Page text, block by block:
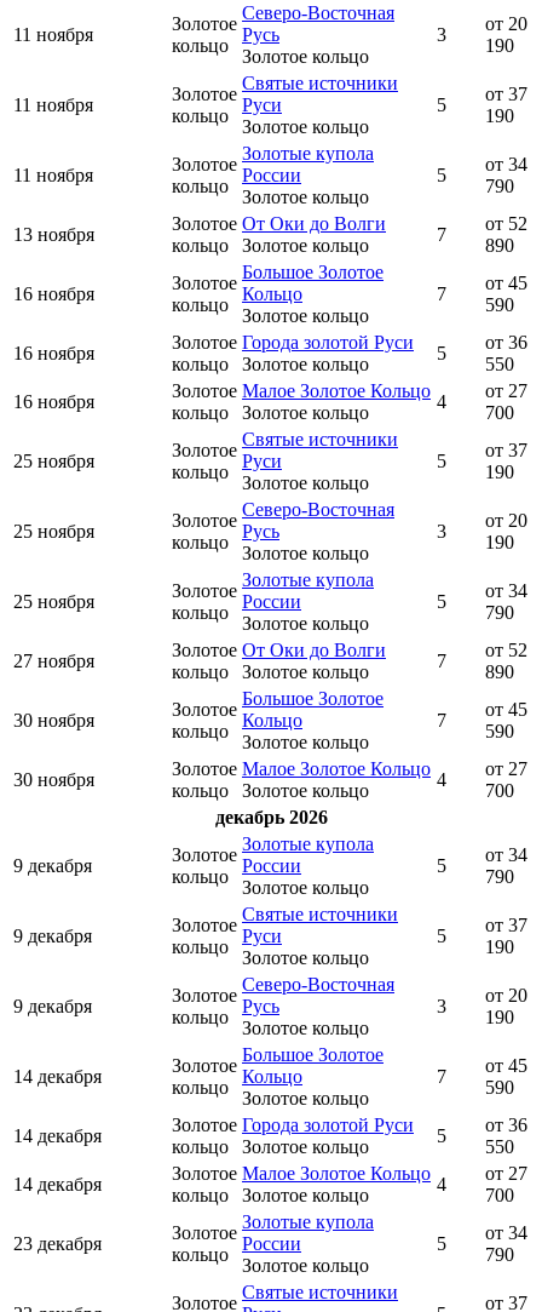
11 ноября
Золотое
кольцо
Северо-Восточная
Русь
Золотое кольцо
3
от 20
190
11 ноября
Золотое
кольцо
Святые источники
Руси
Золотое кольцо
5
от 37
190
11 ноября
Золотое
кольцо
Золотые купола
России
Золотое кольцо
5
от 34
790
13 ноября
Золотое
кольцо
От Оки до Волги
Золотое кольцо
7
от 52
890
16 ноября
Золотое
кольцо
Большое Золотое
Кольцо
Золотое кольцо
7
от 45
590
16 ноября
Золотое
кольцо
Города золотой Руси
Золотое кольцо
5
от 36
550
16 ноября
Золотое
кольцо
Малое Золотое Кольцо
Золотое кольцо
4
от 27
700
25 ноября
Золотое
кольцо
Святые источники
Руси
Золотое кольцо
5
от 37
190
25 ноября
Золотое
кольцо
Северо-Восточная
Русь
Золотое кольцо
3
от 20
190
25 ноября
Золотое
кольцо
Золотые купола
России
Золотое кольцо
5
от 34
790
27 ноября
Золотое
кольцо
От Оки до Волги
Золотое кольцо
7
от 52
890
30 ноября
Золотое
кольцо
Большое Золотое
Кольцо
Золотое кольцо
7
от 45
590
30 ноября
Золотое
кольцо
Малое Золотое Кольцо
Золотое кольцо
4
от 27
700
декабрь 2026
9 декабря
Золотое
кольцо
Золотые купола
России
Золотое кольцо
5
от 34
790
9 декабря
Золотое
кольцо
Святые источники
Руси
Золотое кольцо
5
от 37
190
9 декабря
Золотое
кольцо
Северо-Восточная
Русь
Золотое кольцо
3
от 20
190
14 декабря
Золотое
кольцо
Большое Золотое
Кольцо
Золотое кольцо
7
от 45
590
14 декабря
Золотое
кольцо
Города золотой Руси
Золотое кольцо
5
от 36
550
14 декабря
Золотое
кольцо
Малое Золотое Кольцо
Золотое кольцо
4
от 27
700
23 декабря
Золотое
кольцо
Золотые купола
России
Золотое кольцо
5
от 34
790
Золотое
Святые источники
от 37